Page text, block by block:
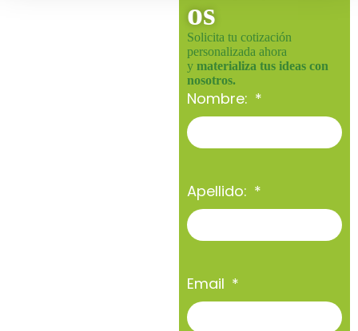
os
Solicita tu cotización
personalizada ahora
y materializa tus ideas con
nosotros.
Nombre:
Apellido:
Email